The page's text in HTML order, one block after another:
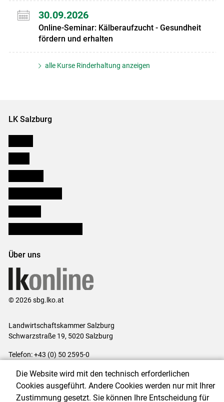
30.09.2026
Online-Seminar: Kälberaufzucht - Gesundheit
fördern und erhalten
alle Kurse Rinderhaltung anzeigen
LK Salzburg
Über uns
© 2026 sbg.lko.at
Landwirtschaftskammer Salzburg
Schwarzstraße 19, 5020 Salzburg
Telefon: +43 (0) 50 2595-0
Impressum|Kontakt|Datenschutzerklärung|Barrierefreiheit|
Cookie-Einstellungen
Die Website wird mit den technisch erforderlichen
Cookies ausgeführt. Andere Cookies werden nur mit Ihrer
Zustimmung gesetzt. Sie können Ihre Entscheidung für